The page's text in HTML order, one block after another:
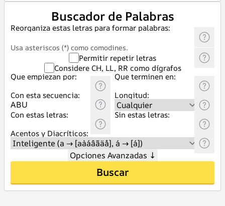
Buscador de Palabras
Reorganiza estas letras para formar palabras:
Usa asteriscos (*) como comodines.
Permitir repetir letras
Considere CH, LL, RR como dígrafos
Que empiezan por:
Que terminen en:
Con esta secuencia:
Longitud:
Con estas letras:
Sin estas letras:
Acentos y Diacríticos:
Opciones Avanzadas ↓
Buscar